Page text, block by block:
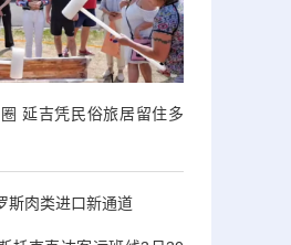
延吉凭民俗旅居留住多
斯肉类进口新通道